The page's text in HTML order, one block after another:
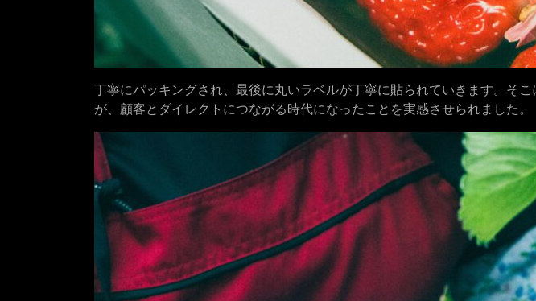
丁寧にパッキングされ、最後に丸いラベルが丁寧に貼られていきます。そ
が、顧客とダイレクトにつながる時代になったことを実感させられました。